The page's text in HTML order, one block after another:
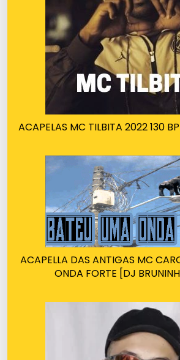
ACAPELAS MC TILBITA 2022 130
ACAPELLA DAS ANTIGAS MC
ONDA FORTE [DJ